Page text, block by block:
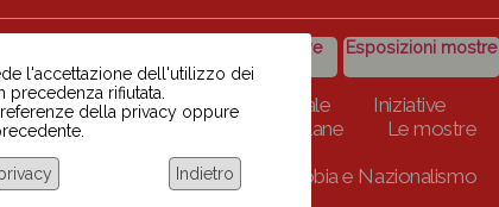
iniziative
Storico iniziative Esposizioni mostre
Scuola BINARI Biblioteca digitale
Iniziative
2023-2024
Link Collane
Le mostre
Chi siamo
Docenti contro Razzismo, Xenofobia e Nazionalismo
l'accettazione dell'utilizzo dei
precedenza rifiutata.
della privacy oppure
Indietro